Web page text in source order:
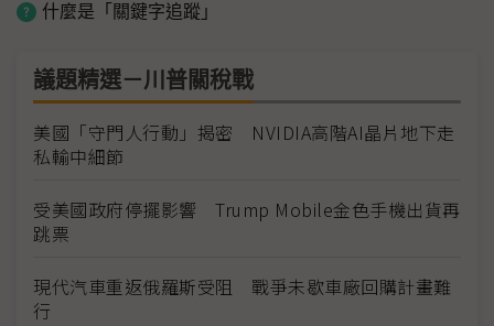
什麼是「關鍵字追蹤」
議題精選－川普關稅戰
美國「守門人行動」揭密 NVIDIA高階AI晶片地下走
私輸中細節
受美國政府停擺影響 Trump Mobile金色手機出貨再
跳票
現代汽車重返俄羅斯受阻 戰爭未歇車廠回購計畫難
行